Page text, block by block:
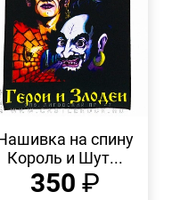
на спину
Король и Шут...
350 ₽